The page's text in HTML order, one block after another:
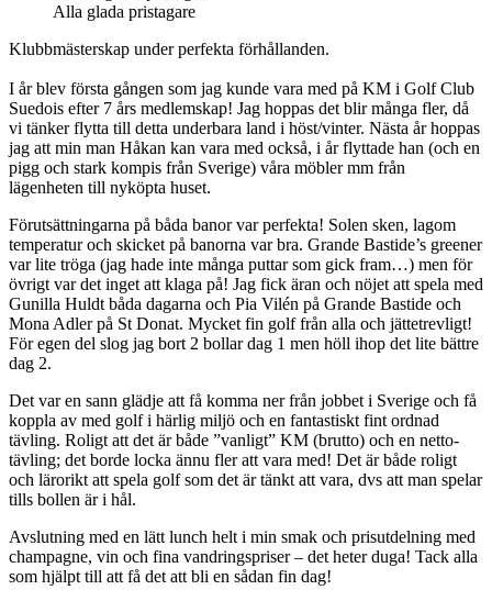
Alla glada pristagare
Klubbmästerskap under perfekta förhållanden.
I år blev första gången som jag kunde vara med på KM i Golf Club
Suedois efter 7 års medlemskap! Jag hoppas det blir många fler, då
vi tänker flytta till detta underbara land i höst/vinter. Nästa år hoppas
jag att min man Håkan kan vara med också, i år flyttade han (och en
pigg och stark kompis från Sverige) våra möbler mm från
lägenheten till nyköpta huset.
Förutsättningarna på båda banor var perfekta! Solen sken, lagom
temperatur och skicket på banorna var bra. Grande Bastide’s greener
var lite tröga (jag hade inte många puttar som gick fram…) men för
övrigt var det inget att klaga på! Jag fick äran och nöjet att spela med
Gunilla Huldt båda dagarna och Pia Vilén på Grande Bastide och
Mona Adler på St Donat. Mycket fin golf från alla och jättetrevligt!
För egen del slog jag bort 2 bollar dag 1 men höll ihop det lite bättre
dag 2.
Det var en sann glädje att få komma ner från jobbet i Sverige och få
koppla av med golf i härlig miljö och en fantastiskt fint ordnad
tävling. Roligt att det är både ”vanligt” KM (brutto) och en netto-
tävling; det borde locka ännu fler att vara med! Det är både roligt
och lärorikt att spela golf som det är tänkt att vara, dvs att man spelar
tills bollen är i hål.
Avslutning med en lätt lunch helt i min smak och prisutdelning med
champagne, vin och fina vandringspriser – det heter duga! Tack alla
som hjälpt till att få det att bli en sådan fin dag!